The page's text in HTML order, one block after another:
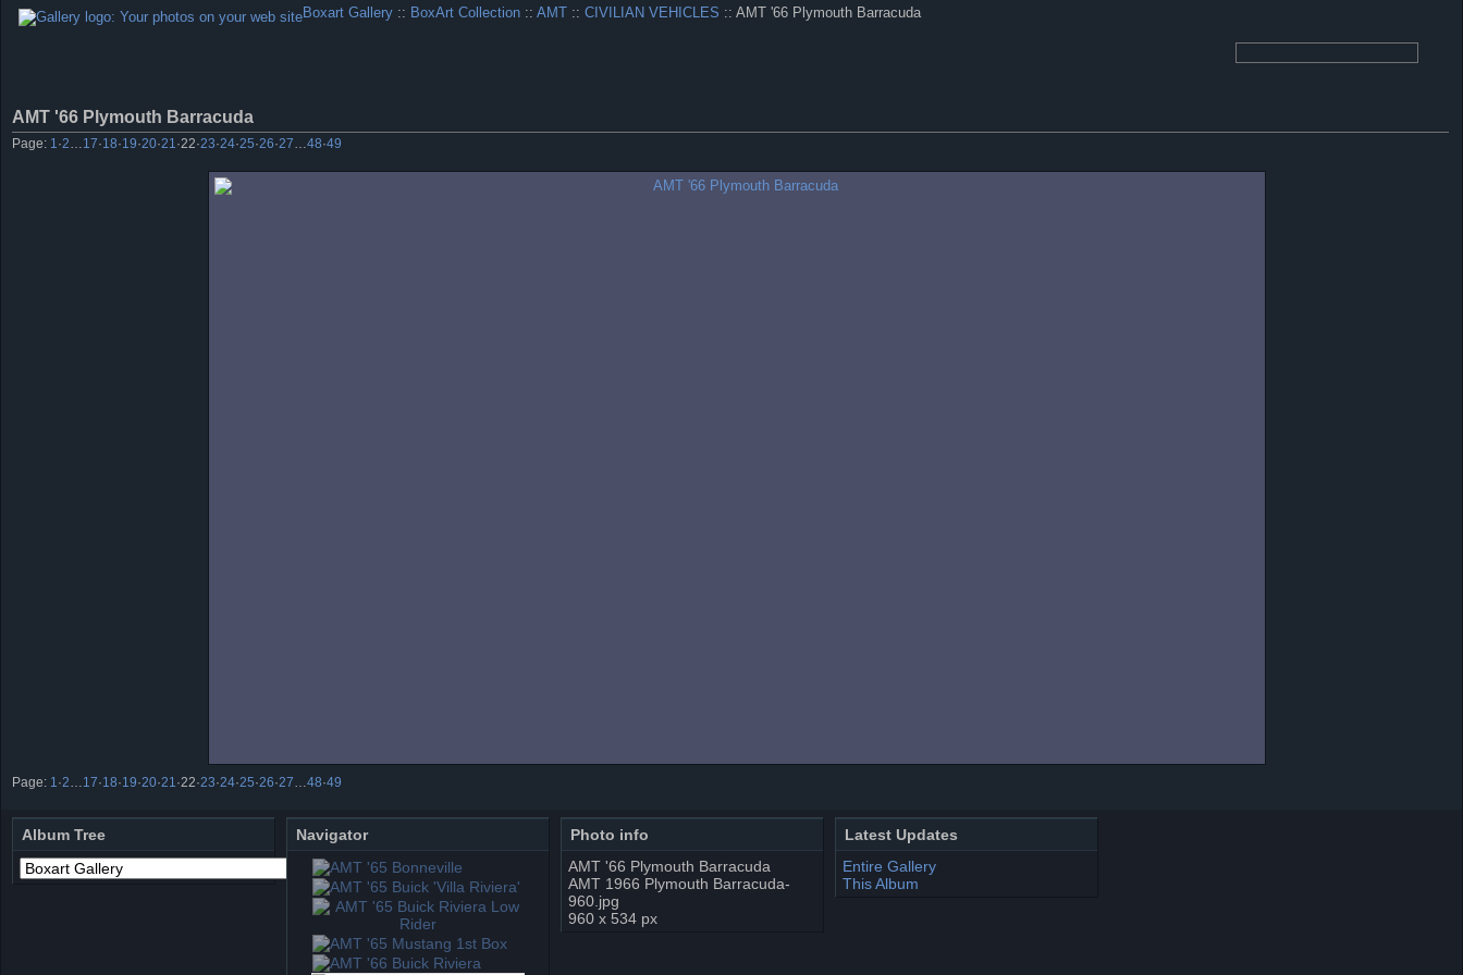
Boxart Gallery :: BoxArt Collection ::AMT ::CIVILIAN VEHICLES :: AMT '66 Plymouth Barracuda
AMT '66 Plymouth Barracuda
Page: 1 ·2 17·18·19·20·21 ·22·23·24·25·26·27 48·49
Page: 1 ·2 17·18·19·20·21 ·22·23·24·25·26·27 48·49
Album Tree Navigator
Photo info
AMT '66 Plymouth Barracuda
AMT 1966 Plymouth Barracuda-
960.jpg
960 x 534 px
Latest Updates
Entire Gallery
This Album